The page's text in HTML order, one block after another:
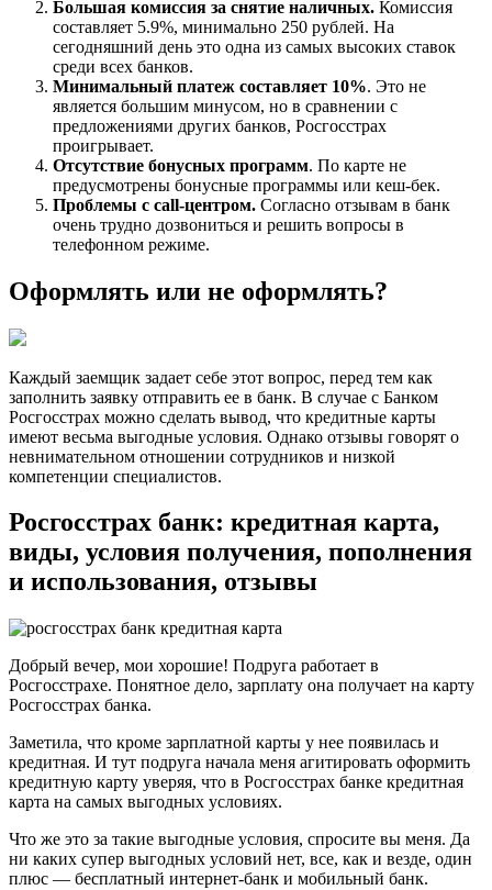
Большая комиссия за снятие наличных. Комиссия
составляет 5.9%, минимально 250 рублей. На
сегодняшний день это одна из самых высоких ставок
среди всех банков.
Минимальный платеж составляет 10%. Это не
является большим минусом, но в сравнении с
предложениями других банков, Росгосстрах
проигрывает.
Отсутствие бонусных программ. По карте не
предусмотрены бонусные программы или кеш-бек.
Проблемы с call-центром. Согласно отзывам в банк
очень трудно дозвониться и решить вопросы в
телефонном режиме.
Оформлять или не оформлять?
Каждый заемщик задает себе этот вопрос, перед тем как
заполнить заявку отправить ее в банк. В случае с Банком
Росгосстрах можно сделать вывод, что кредитные карты
имеют весьма выгодные условия. Однако отзывы говорят о
невнимательном отношении сотрудников и низкой
компетенции специалистов.
Росгосстрах банк: кредитная карта,
виды, условия получения, пополнения
и использования, отзывы
Добрый вечер, мои хорошие! Подруга работает в
Росгосстрахе. Понятное дело, зарплату она получает на карту
Росгосстрах банка.
Заметила, что кроме зарплатной карты у нее появилась и
кредитная. И тут подруга начала меня агитировать оформить
кредитную карту уверяя, что в Росгосстрах банке кредитная
карта на самых выгодных условиях.
Что же это за такие выгодные условия, спросите вы меня. Да
ни каких супер выгодных условий нет, все, как и везде, один
плюс — бесплатный интернет-банк и мобильный банк.